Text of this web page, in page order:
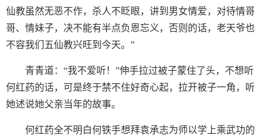
仙教虽然无恶不作，杀人不眨眼，讲到男女情爱，对待情哥
哥、情妹子，决不能有半点负恩忘义，否则的话，老天爷也
不容我们五仙教兴旺到今天。”
青青道：“我不爱听！”伸手拉过被子蒙住了头，不想听
何红药的话，可是终于禁不住好奇心起，拉开被子一角，听
她述说她父亲当年的故事。
何红药全不明白何铁手想拜袁承志为师以学上乘武功的